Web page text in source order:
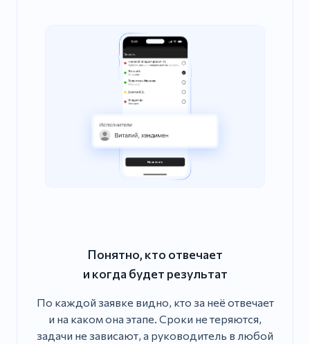
Понятно, кто отвечает
и когда будет результат
По каждой заявке видно, кто за неё отвечает
и на каком она этапе. Сроки не теряются,
задачи не зависают, а руководитель в любой